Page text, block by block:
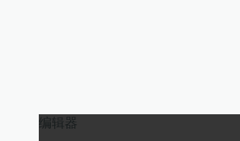
编辑器